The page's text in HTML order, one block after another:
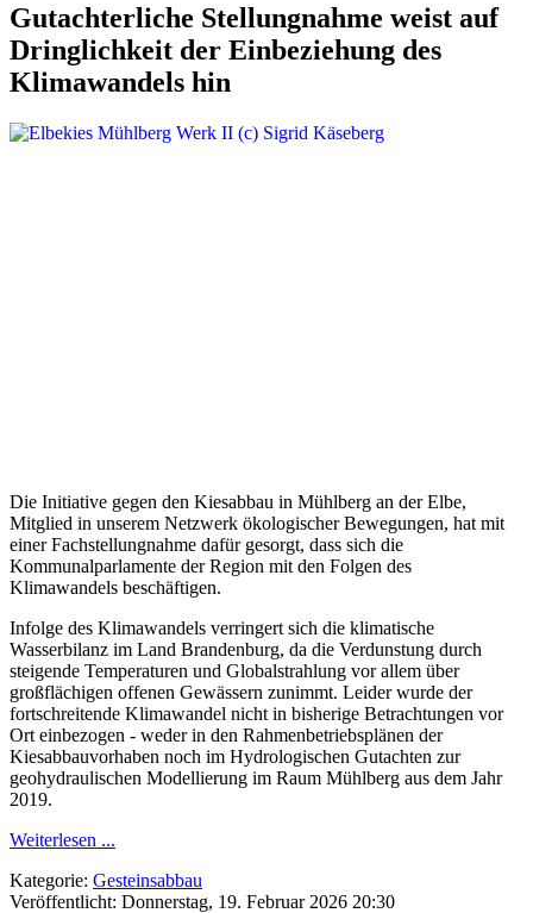
Gutachterliche Stellungnahme weist auf
Dringlichkeit der Einbeziehung des
Klimawandels hin
Die Initiative gegen den Kiesabbau in Mühlberg an der Elbe,
Mitglied in unserem Netzwerk ökologischer Bewegungen, hat mit
einer Fachstellungnahme dafür gesorgt, dass sich die
Kommunalparlamente der Region mit den Folgen des
Klimawandels beschäftigen.
Infolge des Klimawandels verringert sich die klimatische
Wasserbilanz im Land Brandenburg, da die Verdunstung durch
steigende Temperaturen und Globalstrahlung vor allem über
großflächigen offenen Gewässern zunimmt. Leider wurde der
fortschreitende Klimawandel nicht in bisherige Betrachtungen vor
Ort einbezogen - weder in den Rahmenbetriebsplänen der
Kiesabbauvorhaben noch im Hydrologischen Gutachten zur
geohydraulischen Modellierung im Raum Mühlberg aus dem Jahr
2019.
Weiterlesen ...
Kategorie: Gesteinsabbau
Veröffentlicht: Donnerstag, 19. Februar 2026 20:30